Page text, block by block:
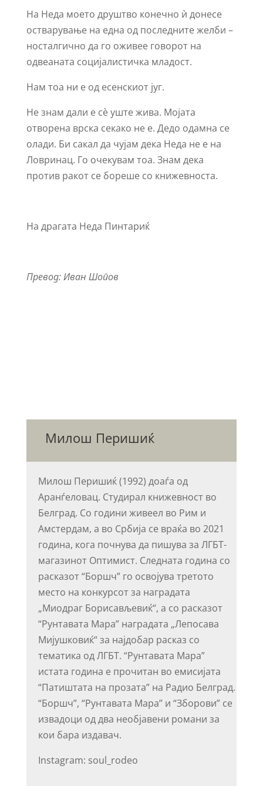
На Неда моето друштво конечно ѝ донесе
остварување на една од последните желби –
носталгично да го оживее говорот на
одвеаната социјалистичка младост.
Нам тоа ни е од есенскиот југ.
Не знам дали е сѐ уште жива. Мојата
отворена врска секако не е. Дедо одамна се
олади. Би сакал да чујам дека Неда не е на
Ловринац. Го очекувам тоа. Знам дека
против ракот се бореше со книжевноста.
На драгата Неда Пинтариќ
Превод: Иван Шопов
Милош Перишиќ
Милош Перишиќ (1992) доаѓа од
Аранѓеловац. Студирал книжевност во
Белград. Со години живеел во Рим и
Амстердам, а во Србија се враќа во 2021
година, кога почнува да пишува за ЛГБТ-
магазинот Оптимист. Следната година со
расказот “Боршч” го освојува третото
место на конкурсот за наградата
„Миодраг Борисављевиќ“, а со расказот
“Рунтавата Мара” наградата „Лепосава
Мијушковиќ“ за најдобар расказ со
тематика од ЛГБТ. “Рунтавата Мара”
истата година е прочитан во емисијата
“Патиштата на прозата” на Радио Белград.
“Боршч”, “Рунтавата Мара” и “Зборови” се
извадоци од два необјавени романи за
кои бара издавач.
Instagram: soul_rodeo